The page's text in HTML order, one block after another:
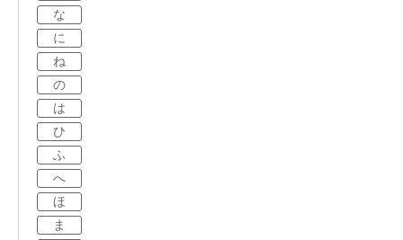
な
に
ね
の
は
ひ
ふ
へ
ほ
ま